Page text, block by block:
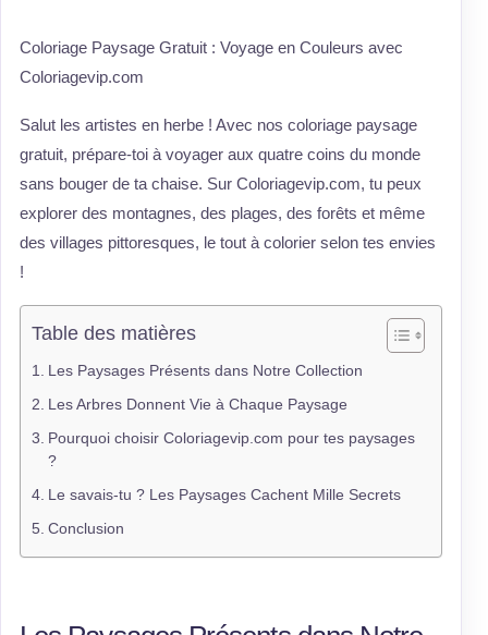
Coloriage Paysage Gratuit : Voyage en Couleurs avec
Coloriagevip.com
Salut les artistes en herbe ! Avec nos coloriage paysage
gratuit, prépare-toi à voyager aux quatre coins du monde
sans bouger de ta chaise. Sur Coloriagevip.com, tu peux
explorer des montagnes, des plages, des forêts et même
des villages pittoresques, le tout à colorier selon tes envies
!
Table des matières
Les Paysages Présents dans Notre Collection
Les Arbres Donnent Vie à Chaque Paysage
Pourquoi choisir Coloriagevip.com pour tes paysages
?
Le savais-tu ? Les Paysages Cachent Mille Secrets
Conclusion